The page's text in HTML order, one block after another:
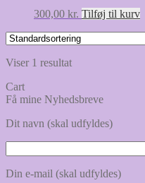
300,00 kr. Tilføj til kurv
Viser 1 resultat
Cart
Få mine Nyhedsbreve
Dit navn (skal udfyldes)
Din e-mail (skal udfyldes)